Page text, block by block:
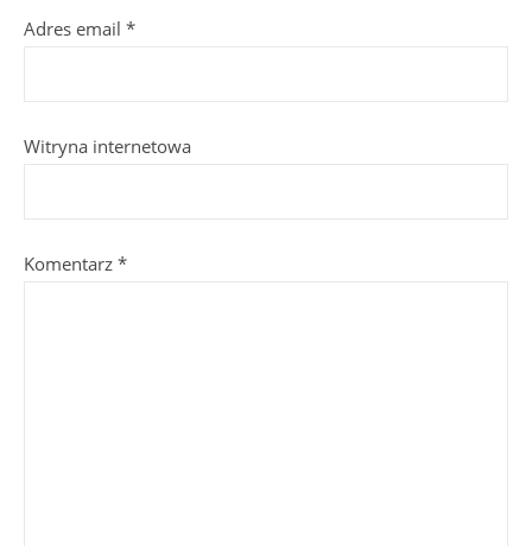
Adres email *
Witryna internetowa
Komentarz *